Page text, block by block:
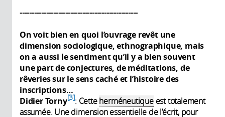
-------------------------------------------------
On voit bien en quoi l’ouvrage revêt une
dimension sociologique, ethnographique, mais
on a aussi le sentiment qu’il y a bien souvent
une part de conjectures, de méditations, de
rêveries sur le sens caché et l’histoire des
inscriptions…
Didier Torny 3 : Cetteherméneutiqueest totalement
assumée. Une dimension essentielle de l’écrit, pour